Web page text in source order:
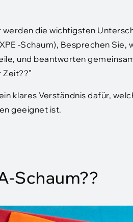
werden die wichtigsten
-Schaum), Besprechen
und beantworten
klares Verständnis dafür,
geeignet ist.
Schaum??